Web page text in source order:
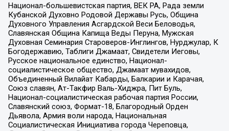
Национал-большевистская партия, ВЕК РА, Рада земли
Кубанской Духовно Родовой Державы Русь, Община
Духовного Управления Асгардской Веси Беловодья,
Славянская Община Капища Веды Перуна, Мужская
Духовная Семинария Староверов-Инглингов, Нурджулар, К
Богодержавию, Таблиги Джамаат, Свидетели Иеговы,
Русское национальное единство, Национал-
социалистическое общество, Джамаат мувахидов,
Объединенный Вилайат Кабарды, Балкарии и Карачая,
Союз славян, Ат-Такфир Валь-Хиджра, Пит Буль,
Национал-социалистическая рабочая партия России,
Славянский союз, Формат-18, Благородный Орден
Дьявола, Армия воли народа, Национальная
Социалистическая Инициатива города Череповца,